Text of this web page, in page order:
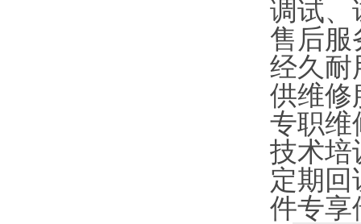
调试、
售后服
经久耐
供维修
专职维
技术培
定期回
件专享